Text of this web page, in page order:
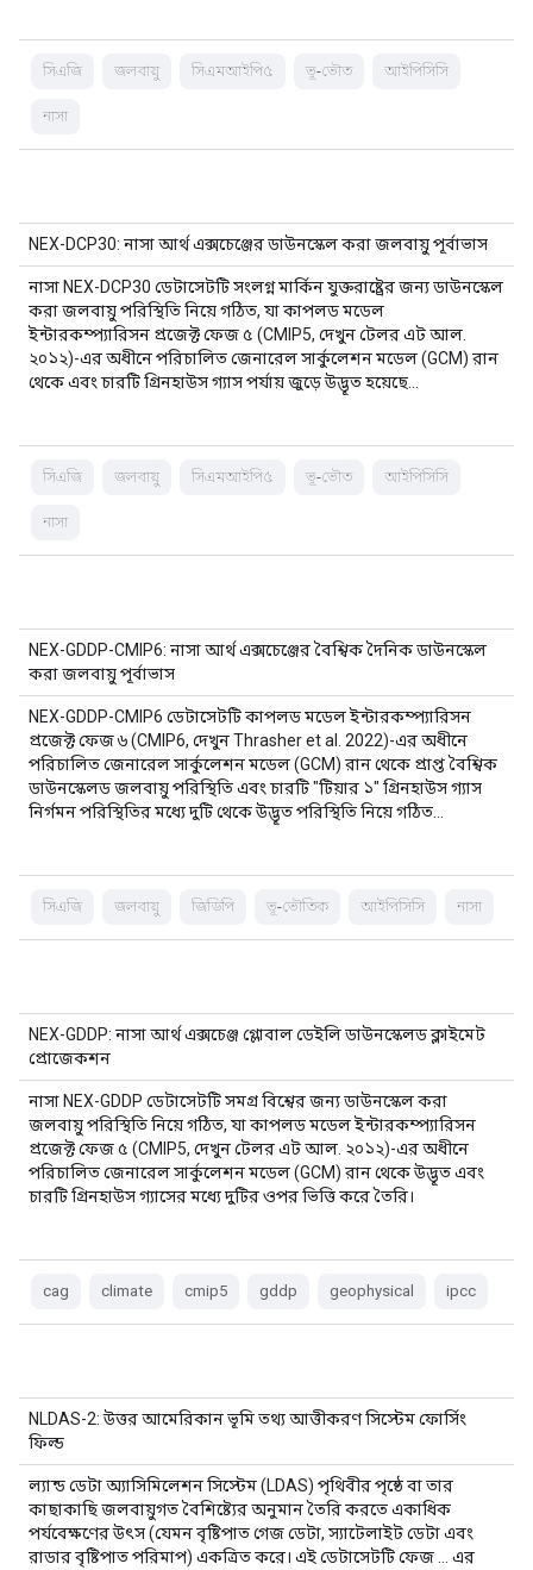
সিএজি জলবায়ু সিএমআইপি৫ ভূ-ভৌত আইপিসিসি
নাসা
NEX-DCP30: নাসা আর্থ এক্সচেঞ্জের ডাউনস্কেল করা জলবায়ু পূর্বাভাস
নাসা NEX-DCP30 ডেটাসেটটি সংলগ্ন মার্কিন যুক্তরাষ্ট্রের জন্য ডাউনস্কেল
করা জলবায়ু পরিস্থিতি নিয়ে গঠিত, যা কাপলড মডেল
ইন্টারকম্প্যারিসন প্রজেক্ট ফেজ ৫ (CMIP5, দেখুন টেলর এট আল.
২০১২)-এর অধীনে পরিচালিত জেনারেল সার্কুলেশন মডেল (GCM) রান
থেকে এবং চারটি গ্রিনহাউস গ্যাস পর্যায় জুড়ে উদ্ভূত হয়েছে…
সিএজি জলবায়ু সিএমআইপি৫ ভূ-ভৌত আইপিসিসি
নাসা
NEX-GDDP-CMIP6: নাসা আর্থ এক্সচেঞ্জের বৈশ্বিক দৈনিক ডাউনস্কেল
করা জলবায়ু পূর্বাভাস
NEX-GDDP-CMIP6 ডেটাসেটটি কাপলড মডেল ইন্টারকম্প্যারিসন
প্রজেক্ট ফেজ ৬ (CMIP6, দেখুন Thrasher et al. 2022)-এর অধীনে
পরিচালিত জেনারেল সার্কুলেশন মডেল (GCM) রান থেকে প্রাপ্ত বৈশ্বিক
ডাউনস্কেলড জলবায়ু পরিস্থিতি এবং চারটি "টিয়ার ১" গ্রিনহাউস গ্যাস
নির্গমন পরিস্থিতির মধ্যে দুটি থেকে উদ্ভূত পরিস্থিতি নিয়ে গঠিত…
সিএজি জলবায়ু জিডিপি ভূ-ভৌতিক আইপিসিসি নাসা
NEX-GDDP: নাসা আর্থ এক্সচেঞ্জ গ্লোবাল ডেইলি ডাউনস্কেলড ক্লাইমেট
প্রোজেকশন
নাসা NEX-GDDP ডেটাসেটটি সমগ্র বিশ্বের জন্য ডাউনস্কেল করা
জলবায়ু পরিস্থিতি নিয়ে গঠিত, যা কাপলড মডেল ইন্টারকম্প্যারিসন
প্রজেক্ট ফেজ ৫ (CMIP5, দেখুন টেলর এট আল. ২০১২)-এর অধীনে
পরিচালিত জেনারেল সার্কুলেশন মডেল (GCM) রান থেকে উদ্ভূত এবং
চারটি গ্রিনহাউস গ্যাসের মধ্যে দুটির ওপর ভিত্তি করে তৈরি।
cag climate cmip5 gddp geophysical ipcc
NLDAS-2: উত্তর আমেরিকান ভূমি তথ্য আত্তীকরণ সিস্টেম ফোর্সিং
ফিল্ড
ল্যান্ড ডেটা অ্যাসিমিলেশন সিস্টেম (LDAS) পৃথিবীর পৃষ্ঠে বা তার
কাছাকাছি জলবায়ুগত বৈশিষ্ট্যের অনুমান তৈরি করতে একাধিক
পর্যবেক্ষণের উৎস (যেমন বৃষ্টিপাত গেজ ডেটা, স্যাটেলাইট ডেটা এবং
রাডার বৃষ্টিপাত পরিমাপ) একত্রিত করে। এই ডেটাসেটটি ফেজ … এর